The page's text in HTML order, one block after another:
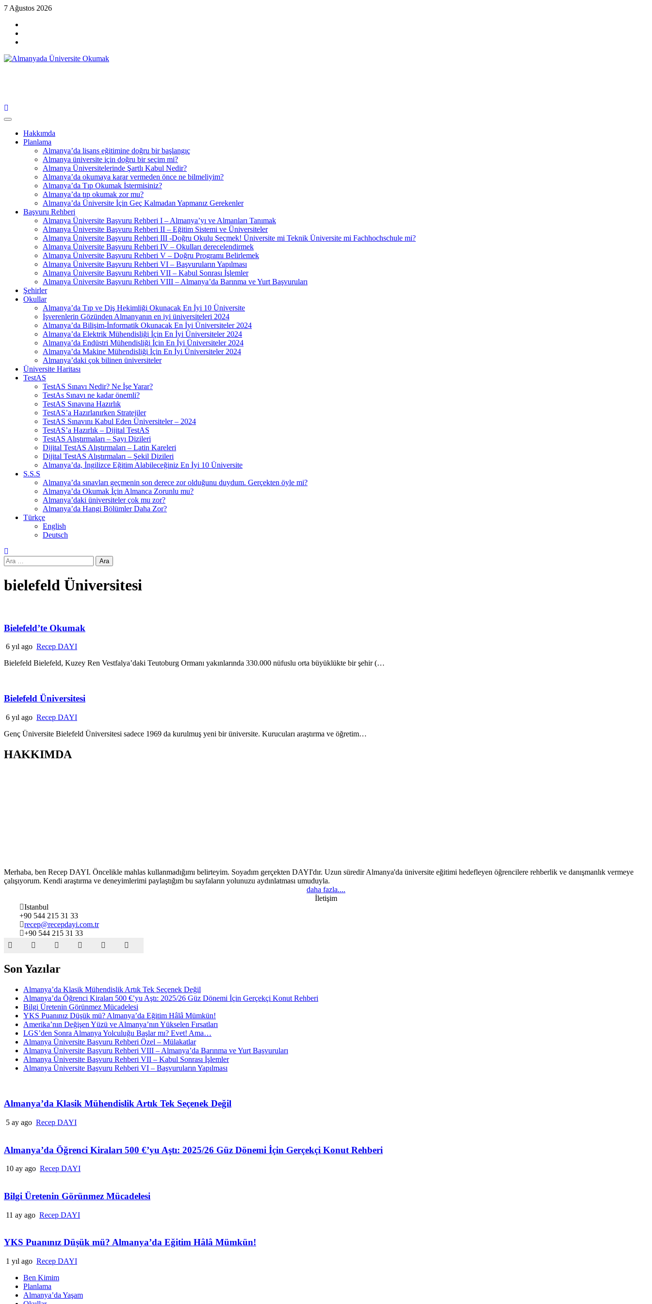
Skip
content
7 Ağustos 2026
öğesi
Primary
Hakkımda
Planlama
Almanya’da lisans eğitimine doğru bir başlangıç
Almanya üniversite için doğru bir seçim mi?
Almanya Üniversitelerinde Şartlı Kabul Nedir?
Almanya’da okumaya karar vermeden önce ne bilmeliyim?
Almanya’da Tıp Okumak İstermisiniz?
Almanya’da tıp okumak zor mu?
Almanya’da Üniversite İçin Geç Kalmadan Yapmanız Gerekenler
Başvuru Rehberi
Almanya Üniversite Başvuru Rehberi I – Almanya’yı ve Almanları Tanımak
Almanya Üniversite Başvuru Rehberi II – Eğitim Sistemi ve Üniversiteler
Almanya Üniversite Başvuru Rehberi III -Doğru Okulu Seçmek! Üniversite mi Teknik Üniversite mi Fachhochschule mi?
Almanya Üniversite Başvuru Rehberi IV – Okulları derecelendirmek
Almanya Üniversite Başvuru Rehberi V – Doğru Programı Belirlemek
Almanya Üniversite Başvuru Rehberi VI – Başvuruların Yapılması
Almanya Üniversite Başvuru Rehberi VII – Kabul Sonrası İşlemler
Almanya Üniversite Başvuru Rehberi VIII – Almanya’da Barınma ve Yurt Başvuruları
Şehirler
Okullar
Almanya’da Tıp ve Diş Hekimliği Okunacak En İyi 10 Üniversite
İşverenlerin Gözünden Almanyanın en iyi üniversiteleri 2024
Almanya’da Bilişim-İnformatik Okunacak En İyi Üniversiteler 2024
Almanya’da Elektrik Mühendisliği İçin En İyi Üniversiteler 2024
Almanya’da Endüstri Mühendisliği İçin En İyi Üniversiteler 2024
Almanya’da Makine Mühendisliği İçin En İyi Üniversiteler 2024
Almanya’daki çok bilinen üniversiteler
Üniversite Haritası
TestAS
TestAS Sınavı Nedir? Ne İşe Yarar?
TestAs Sınavı ne kadar önemli?
TestAS Sınavına Hazırlık
TestAS’a Hazırlanırken Stratejiler
TestAS Sınavını Kabul Eden Üniversiteler – 2024
TestAS’a Hazırlık – Dijital TestAS
TestAS Alıştırmaları – Sayı Dizileri
Dijital TestAS Alıştırmaları – Latin Kareleri
Dijital TestAS Alıştırmaları – Şekil Dizileri
Almanya’da, İngilizce Eğitim Alabileceğiniz En İyi 10 Üniversite
S.S.S
Almanya’da sınavları geçmenin son derece zor olduğunu duydum. Gerçekten öyle mi?
Almanya’da Okumak İçin Almanca Zorunlu mu?
Almanya’daki üniversiteler çok mu zor?
Almanya’da Hangi Bölümler Daha Zor?
Türkçe
English
Deutsch
Arama:
bielefeld Üniversitesi
Bielefeld’te Okumak
6 yıl ago Recep DAYI
Bielefeld Bielefeld, Kuzey Ren Vestfalya’daki Teutoburg Ormanı yakınlarında 330.000 nüfuslu orta büyüklükte bir şehir (…
Bielefeld Üniversitesi
6 yıl ago Recep DAYI
Genç Üniversite Bielefeld Üniversitesi sadece 1969 da kurulmuş yeni bir üniversite. Kurucuları araştırma ve öğretim…
HAKKIMDA
Merhaba, ben Recep DAYI. Öncelikle mahlas kullanmadığımı belirteyim. Soyadım gerçekten DAYI'dır. Uzun süredir Almanya'da üniversite eğitimi hedefleyen öğrencilere rehberlik ve danışmanlık vermeye
çalışıyorum. Kendi araştırma ve deneyimlerimi paylaştığım bu sayfaların yolunuzu aydınlatması umuduyla.
daha fazla....
İletişim
Istanbul
+90 544 215 31 33
recep@recepdayi.com.tr
+90 544 215 31 33
Son Yazılar
Almanya’da Klasik Mühendislik Artık Tek Seçenek Değil
Almanya’da Öğrenci Kiraları 500 €’yu Aştı: 2025/26 Güz Dönemi İçin Gerçekçi Konut Rehberi
Bilgi Üretenin Görünmez Mücadelesi
YKS Puanınız Düşük mü? Almanya’da Eğitim Hâlâ Mümkün!
Amerika’nın Değişen Yüzü ve Almanya’nın Yükselen Fırsatları
LGS’den Sonra Almanya Yolculuğu Başlar mı? Evet! Ama…
Almanya Üniversite Başvuru Rehberi Özel – Mülakatlar
Almanya Üniversite Başvuru Rehberi VIII – Almanya’da Barınma ve Yurt Başvuruları
Almanya Üniversite Başvuru Rehberi VII – Kabul Sonrası İşlemler
Almanya Üniversite Başvuru Rehberi VI – Başvuruların Yapılması
Almanya’da Klasik Mühendislik Artık Tek Seçenek Değil
5 ay ago Recep DAYI
Almanya’da Öğrenci Kiraları 500 €’yu Aştı: 2025/26 Güz Dönemi İçin Gerçekçi Konut Rehberi
10 ay ago Recep DAYI
Bilgi Üretenin Görünmez Mücadelesi
11 ay ago Recep DAYI
YKS Puanınız Düşük mü? Almanya’da Eğitim Hâlâ Mümkün!
1 yıl ago Recep DAYI
Ben Kimim
Planlama
Almanya’da Yaşam